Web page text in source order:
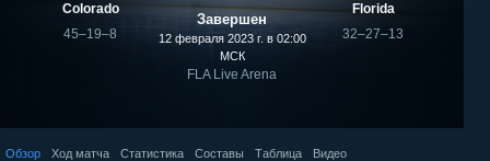
Colorado
45–19–8
Завершен
12 февраля 2023 г. в 02:00
МСК
FLA Live Arena
Florida
32–27–13
Обзор Ход матча Статистика Составы Таблица Видео